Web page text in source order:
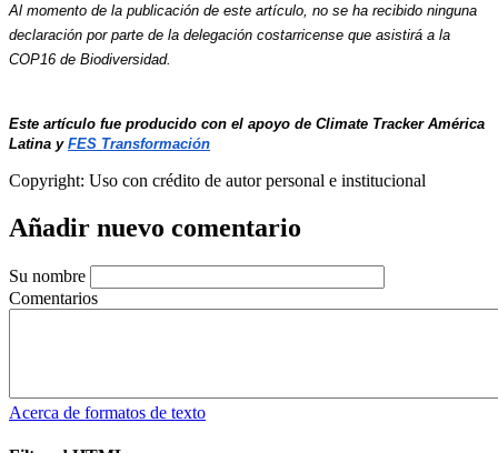
Al momento de la publicación de este artículo, no se ha recibido ninguna
declaración por parte de la delegación costarricense que asistirá a la
COP16 de Biodiversidad.
Este artículo fue producido con el apoyo de Climate Tracker América
Latina y FES Transformación
Copyright: Uso con crédito de autor personal e institucional
Añadir nuevo comentario
Su nombre
Comentarios
Acerca de formatos de texto